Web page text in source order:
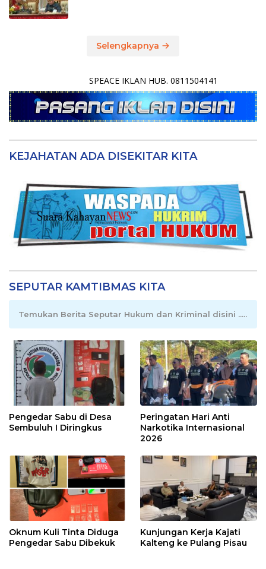
Selengkapnya
SPEACE IKLAN HUB. 0811504141
KEJAHATAN ADA DISEKITAR KITA
SEPUTAR KAMTIBMAS KITA
Temukan Berita Seputar Hukum dan Kriminal disini .....
Pengedar Sabu di Desa
Sembuluh I Diringkus
Peringatan Hari Anti
Narkotika Internasional
2026
Oknum Kuli Tinta Diduga
Pengedar Sabu Dibekuk
Kunjungan Kerja Kajati
Kalteng ke Pulang Pisau